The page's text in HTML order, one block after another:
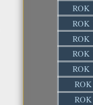
ROK
ROK
ROK
ROK
ROK